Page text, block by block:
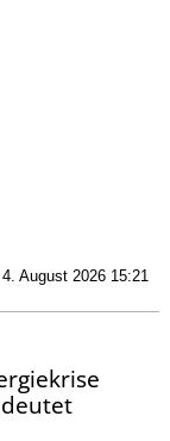
August 2026 15:21